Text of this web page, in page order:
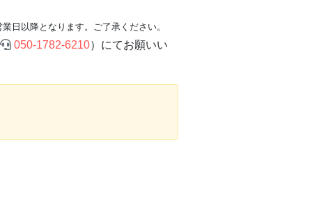
日以降となります。ご了承ください。
050-1782-6210）にてお願いい